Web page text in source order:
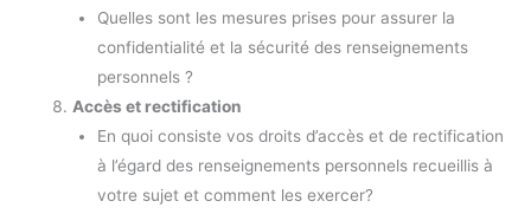
Quelles sont les mesures prises pour assurer la
confidentialité et la sécurité des renseignements
personnels ?
Accès et rectification
En quoi consiste vos droits d’accès et de rectification
à l’égard des renseignements personnels recueillis à
votre sujet et comment les exercer?